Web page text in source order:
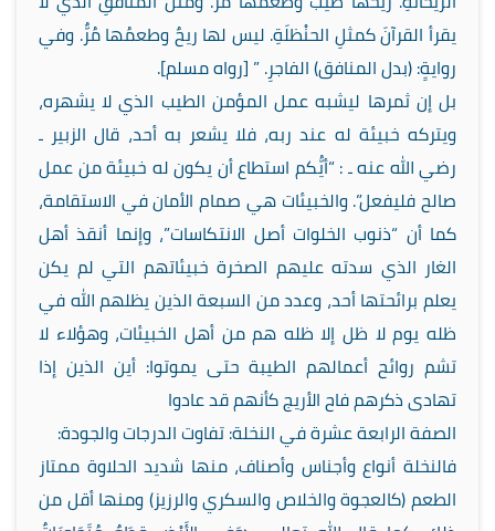
يقرأ القرآنَ كمثلِ الحنْظلَةِ. ليس لها ريحٌ وطعمُها مُرٌّ. وفي
روايةٍ: (بدل المنافق) الفاجرِ. ” [رواه مسلم].
بل إن ثمرها ليشبه عمل المؤمن الطيب الذي لا يشهره،
ويتركه خبيئة له عند ربه، فلا يشعر به أحد، قال الزبير ـ
رضي الله عنه ـ : “أيُّكم استطاع أن يكون له خبيئة من عمل
صالح فليفعل”. والخبيئات هي صمام الأمان في الاستقامة،
كما أن “ذنوب الخلوات أصل الانتكاسات”، وإنما أنقذ أهل
الغار الذي سدته عليهم الصخرة خبيئاتهم التي لم يكن
يعلم برائحتها أحد، وعدد من السبعة الذين يظلهم الله في
ظله يوم لا ظل إلا ظله هم من أهل الخبيئات، وهؤلاء لا
تشم روائح أعمالهم الطيبة حتى يموتوا: أين الذين إذا
تهادى ذكرهم فاح الأريج كأنهم قد عادوا
الصفة الرابعة عشرة في النخلة: تفاوت الدرجات والجودة:
فالنخلة أنواع وأجناس وأصناف، منها شديد الحلاوة ممتاز
الطعم (كالعجوة والخلاص والسكري والرزيز) ومنها أقل من